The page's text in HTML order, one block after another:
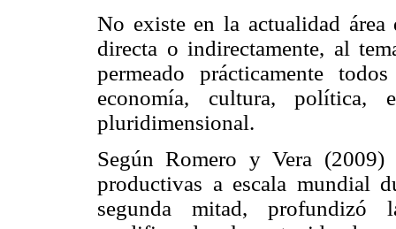
No existe en la actualidad
directa o indirectamente, al
permeado prácticamente
economía, cultura, política,
pluridimensional.
Según Romero y Vera (2009)
productivas a escala mundial
segunda mitad, profundizó